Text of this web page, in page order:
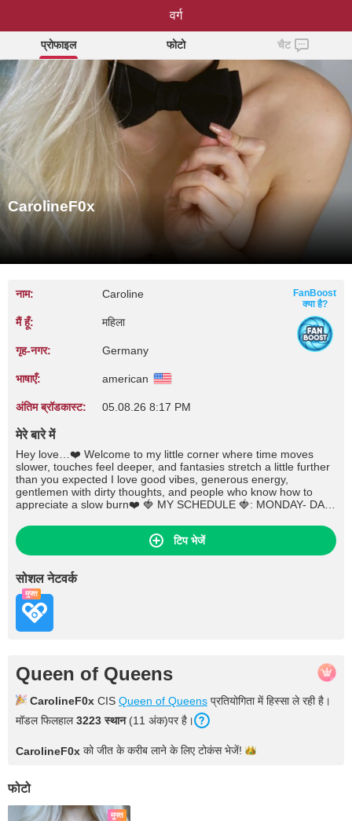
CarolineF0x
प्रोफाइल फोटो चैट
CarolineF0x
नाम: Caroline
मैं हूँ: महिला
गृह‑नगर: Germany
भाषाएँ: american
अंतिम ब्रॉडकास्ट: 05.08.26 8:17 PM
FanBoost
क्या है?
मेरे बारे में
Hey love…❤️ Welcome to my little corner where time moves
slower, touches feel deeper, and fantasies stretch a little further
than you expected I love good vibes, generous energy,
gentlemen with dirty thoughts, and people who know how to
appreciate a slow burn❤️ 🍓 MY SCHEDULE 🍓: MONDAY- DAY
MSK WEDNESDAY- 6:30 PM/6:30 AM PST 5:30 PM/5:30 AM
MSK THURSDAY- 6:30 PM/6:30 AM PST 5:30 PM/5:30 AM MSK
FRIDAY- 6:30 PM/6:30 AM PST 5:30 PM/5:30 AM MSK
SUNDAY- 6:30 PM PST 🙌 5:30 PM/5:30 AM MSK
टिप भेजें
सोशल नेटवर्क
मुफ्त
Queen of Queens
CarolineF0x CIS Queen of Queens प्रतियोगिता में हिस्सा ले रही है।
मॉडल फिलहाल3223 स्थान(11 अंक)पर है।
CarolineF0x को जीत के करीब लाने के लिए टोकंसभेजें!
फोटो
मुफ्त
वर्ग